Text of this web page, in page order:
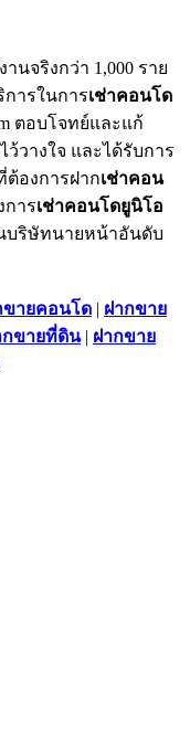
นจริงกว่า 1,000 ราย
ารในการเช่าคอนโด
ตอบโจทย์และแก้
วางใจ และได้รับการ
ต้องการฝากเช่าคอน
การเช่าคอนโดยูนิโอ
นบริษัทนายหน้าอันดับ
ขายคอนโด | ฝากขาย
กขายที่ดิน| ฝากขาย